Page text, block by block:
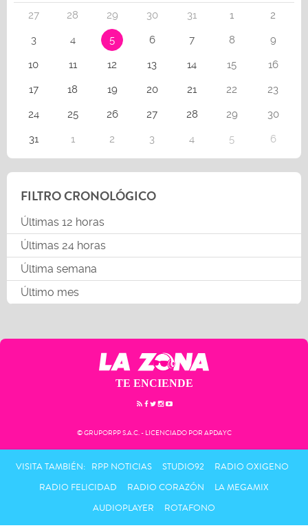
27
28 29 30 31 1
2
3
4 5 6 7 8
9
10
11 12 13 14 15
16
17
18 19 20 21 22
23
24
25 26 27 28 29
30
31
1 2 3 4 5 6
FILTRO CRONOLÓGICO
Últimas 12 horas
Últimas 24 horas
Última semana
Último mes
TE ENCIENDE
© GRUPORPP S.A.C. - LICENCIADO POR APDAYC
VISITA TAMBIÉN: RPP NOTICIAS STUDIO92
RADIO OXIGENO
RADIO FELICIDAD
RADIO CORAZÓN
LA MEGAMIX
AUDIOPLAYER
ROTAFONO